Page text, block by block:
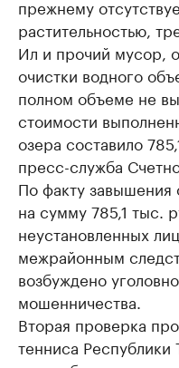
прежнему
растительностью,
Ил и прочий мусор,
очистки водного
полном объеме не
стоимости
озера составило
пресс-служба
По факту
на сумму 785,1 тыс.
неустановленных
межрайонным
возбуждено
мошенничества.
Вторая проверка
тенниса